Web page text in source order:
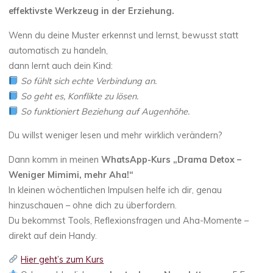
effektivste Werkzeug in der Erziehung.
Wenn du deine Muster erkennst und lernst, bewusst statt
automatisch zu handeln,
dann lernt auch dein Kind:
So fühlt sich echte Verbindung an.
So geht es, Konflikte zu lösen.
So funktioniert Beziehung auf Augenhöhe.
Du willst weniger lesen und mehr wirklich verändern?
Dann komm in meinenWhatsApp-Kurs „Drama Detox –
Weniger Mimimi, mehr Aha!“
In kleinen wöchentlichen Impulsen helfe ich dir, genau
hinzuschauen – ohne dich zu überfordern.
Du bekommst Tools, Reflexionsfragen und Aha-Momente –
direkt auf dein Handy.
Hier geht’s zum Kurs